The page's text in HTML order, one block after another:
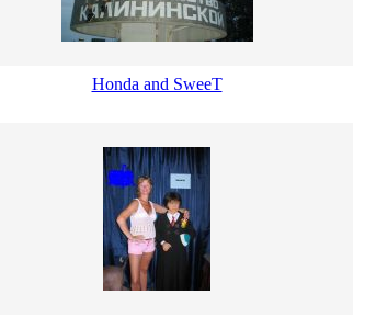
Honda and SweeT